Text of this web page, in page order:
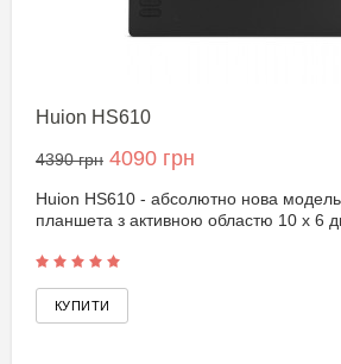
Huion HS610
4390 грн 4090 грн
Huion HS610 - абсолютно нова модель
планшета з активною областю 10 x 6